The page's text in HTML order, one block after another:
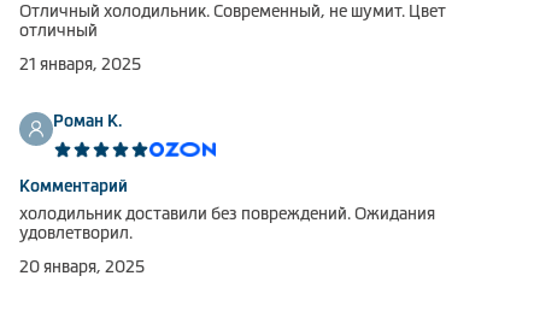
Отличный холодильник. Современный, не шумит. Цвет
отличный
21 января, 2025
Роман К.
Комментарий
холодильник доставили без повреждений. Ожидания
удовлетворил.
20 января, 2025